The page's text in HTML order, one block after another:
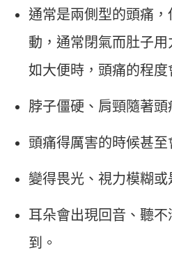
通常是兩側型的頭痛
動，通常閉氣而肚子用
如大便時，頭痛的程度
脖子僵硬、肩頸隨著頭
頭痛得厲害的時候甚至
變得畏光、視力模糊或
耳朵會出現回音、聽
到。